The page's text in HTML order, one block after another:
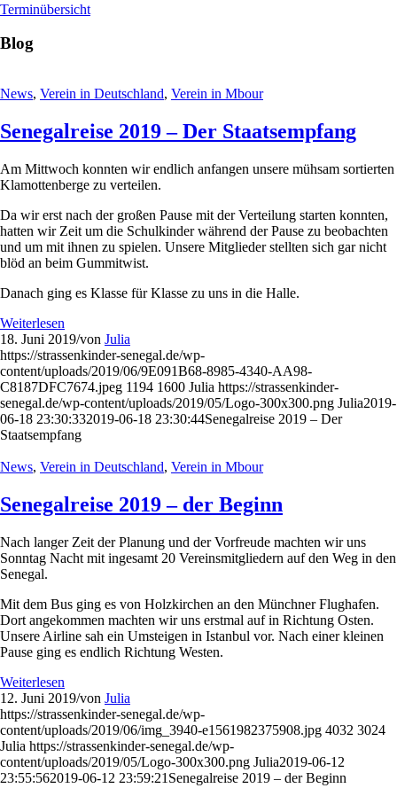
Terminübersicht
Blog
News, Verein in Deutschland, Verein in Mbour
Senegalreise 2019 – Der Staatsempfang
Am Mittwoch konnten wir endlich anfangen unsere mühsam sortierten
Klamottenberge zu verteilen.
Da wir erst nach der großen Pause mit der Verteilung starten konnten,
hatten wir Zeit um die Schulkinder während der Pause zu beobachten
und um mit ihnen zu spielen. Unsere Mitglieder stellten sich gar nicht
blöd an beim Gummitwist.
Danach ging es Klasse für Klasse zu uns in die Halle.
Weiterlesen
18. Juni 2019/von Julia
https://strassenkinder-senegal.de/wp-
content/uploads/2019/06/9E091B68-8985-4340-AA98-
C8187DFC7674.jpeg 1194 1600 Julia https://strassenkinder-
senegal.de/wp-content/uploads/2019/05/Logo-300x300.png Julia2019-
06-18 23:30:332019-06-18 23:30:44Senegalreise 2019 – Der
Staatsempfang
News, Verein in Deutschland, Verein in Mbour
Senegalreise 2019 – der Beginn
Nach langer Zeit der Planung und der Vorfreude machten wir uns
Sonntag Nacht mit ingesamt 20 Vereinsmitgliedern auf den Weg in den
Senegal.
Mit dem Bus ging es von Holzkirchen an den Münchner Flughafen.
Dort angekommen machten wir uns erstmal auf in Richtung Osten.
Unsere Airline sah ein Umsteigen in Istanbul vor. Nach einer kleinen
Pause ging es endlich Richtung Westen.
Weiterlesen
12. Juni 2019/von Julia
https://strassenkinder-senegal.de/wp-
content/uploads/2019/06/img_3940-e1561982375908.jpg 4032 3024
Julia https://strassenkinder-senegal.de/wp-
content/uploads/2019/05/Logo-300x300.png Julia2019-06-12
23:55:562019-06-12 23:59:21 Senegalreise 2019 – der Beginn